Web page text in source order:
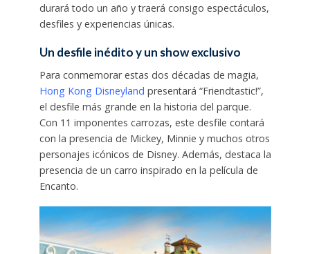
durará todo un año y traerá consigo espectáculos,
desfiles y experiencias únicas.
Un desfile inédito y un show exclusivo
Para conmemorar estas dos décadas de magia,
Hong Kong Disneyland presentará “Friendtastic!”,
el desfile más grande en la historia del parque.
Con 11 imponentes carrozas, este desfile contará
con la presencia de Mickey, Minnie y muchos otros
personajes icónicos de Disney. Además, destaca la
presencia de un carro inspirado en la película de
Encanto.